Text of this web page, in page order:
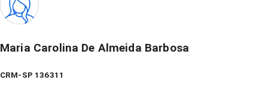
Maria Carolina De Almeida Barbosa
CRM-SP 136311